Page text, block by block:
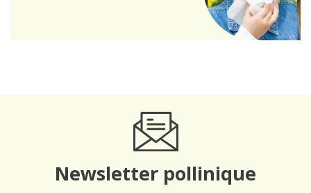
Newsletter pollinique